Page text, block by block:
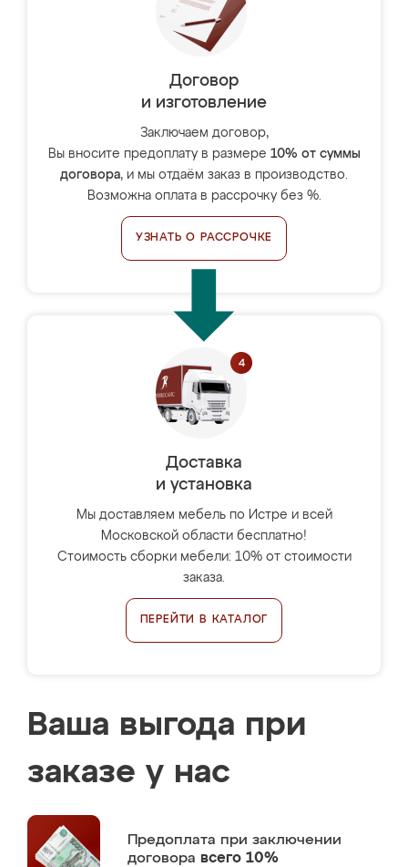
Договор
и изготовление
Заключаем договор,
Вы вносите предоплату в размере 10% от суммы
договора, и мы отдаём заказ в производство.
Возможна оплата в рассрочку без %.
УЗНАТЬ О РАССРОЧКЕ
Доставка
и установка
Мы доставляем мебель по Истре и всей
Московской области бесплатно!
Стоимость сборки мебели: 10% от стоимости
заказа.
ПЕРЕЙТИ В КАТАЛОГ
Ваша выгода при
заказе у нас
Предоплата при заключении
договора всего 10%